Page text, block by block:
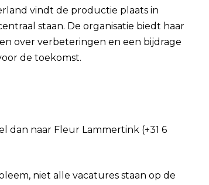
vindt de productie plaats in
staan. De organisatie biedt haar
over verbeteringen en een bijdrage
de toekomst.
dan naar Fleur Lammertink (+31 6
niet alle vacatures staan op de